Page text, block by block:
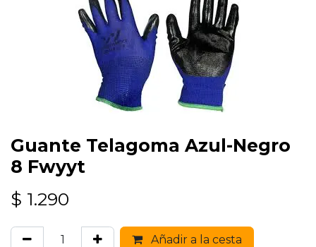
Guante Telagoma Azul-Negro
8 Fwyyt
$ 1.290
Añadir a la cesta